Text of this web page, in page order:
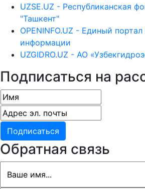
UZSE.UZ - Республиканская
"Ташкент"
OPENINFO.UZ - Единый
информации
UZGIDRO.UZ - АО
Подписаться на
Обратная связь